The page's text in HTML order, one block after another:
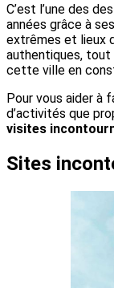
C’est l’une des
années grâce à
extrêmes et lieux
authentiques, tout
cette ville en
Pour vous aider à
d’activités que
visites
Sites